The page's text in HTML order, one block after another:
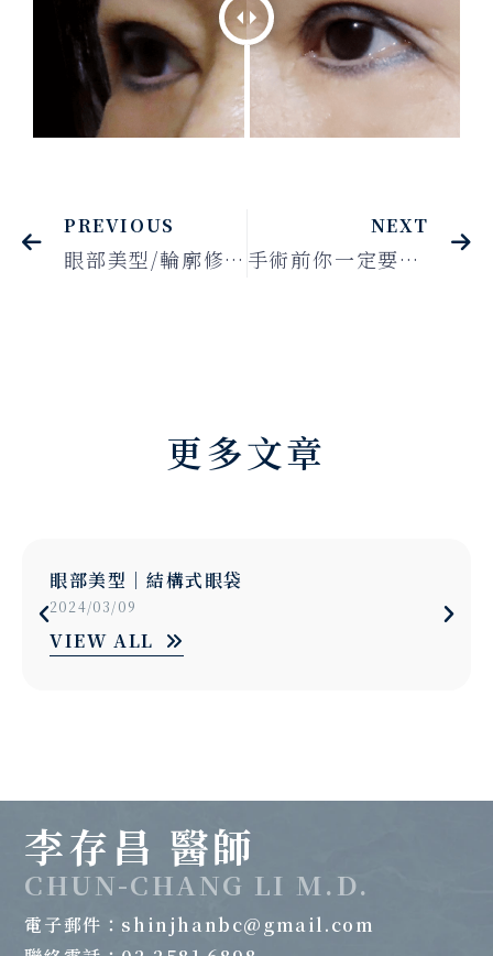
PREVIOUS
眼部美型/輪廓修飾｜ 眼袋內開/全臉補脂肪
NEXT
手術前你一定要知道的隆乳後遺症
更多文章
眼部美型｜結構式眼袋
2024/03/09
VIEW ALL
李存昌 醫師
CHUN-CHANG LI M.D.
電子郵件： shinjhanbc@gmail.com